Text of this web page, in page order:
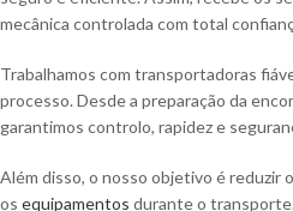
mecânica controlada com total
Trabalhamos com transportadoras
processo. Desde a preparação da
garantimos controlo, rapidez e
Além disso, o nosso objetivo é reduzir
os equipamentos durante o transporte.